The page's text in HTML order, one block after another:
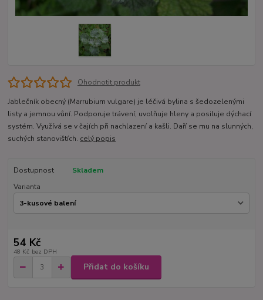
Ohodnotit produkt
Jablečník obecný (Marrubium vulgare) je léčivá bylina s šedozelenými
listy a jemnou vůní. Podporuje trávení, uvolňuje hleny a posiluje dýchací
systém. Využívá se v čajích při nachlazení a kašli. Daří se mu na slunných,
suchých stanovištích. celý popis
Dostupnost
Skladem
Varianta
54 Kč
48 Kč bez DPH
Přidat do košíku